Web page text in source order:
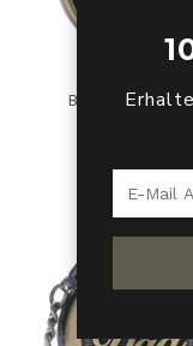
Baum